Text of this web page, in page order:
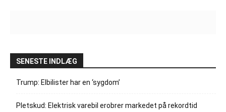
SENESTE INDLÆG
Trump: Elbilister har en ‘sygdom’
Pletskud: Elektrisk varebil erobrer markedet på rekordtid